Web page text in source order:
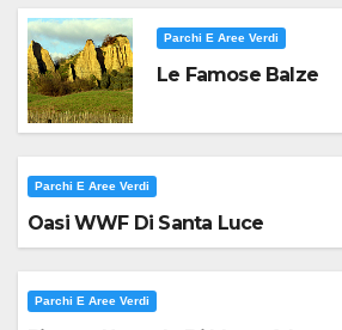
Parchi E Aree Verdi
Le Famose Balze
Parchi E Aree Verdi
Oasi WWF Di Santa Luce
Parchi E Aree Verdi